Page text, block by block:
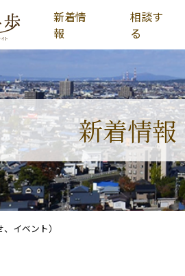
新着情
報
相談す
る
新着情
イベント）